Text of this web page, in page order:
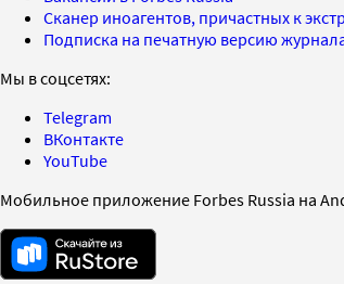
Сканер иноагентов, причастных к
Подписка на печатную версию
Мы в соцсетях:
Telegram
ВКонтакте
YouTube
Мобильное приложение Forbes Russia на